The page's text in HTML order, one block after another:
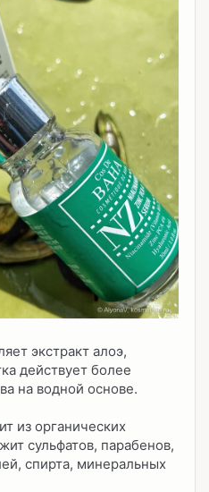
экстракт алоэ,
действует более
на водной основе.
из органических
сульфатов, парабенов,
спирта, минеральных